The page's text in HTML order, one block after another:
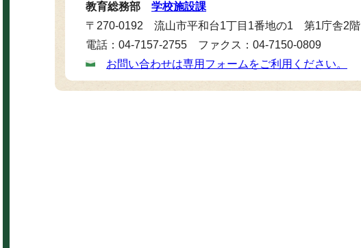
教育総務部 学校施設課
〒270-0192 流山市平和台1丁目1番地の1 第1庁舎2階
電話：04-7157-2755 ファクス：04-7150-0809
お問い合わせは専用フォームをご利用ください。